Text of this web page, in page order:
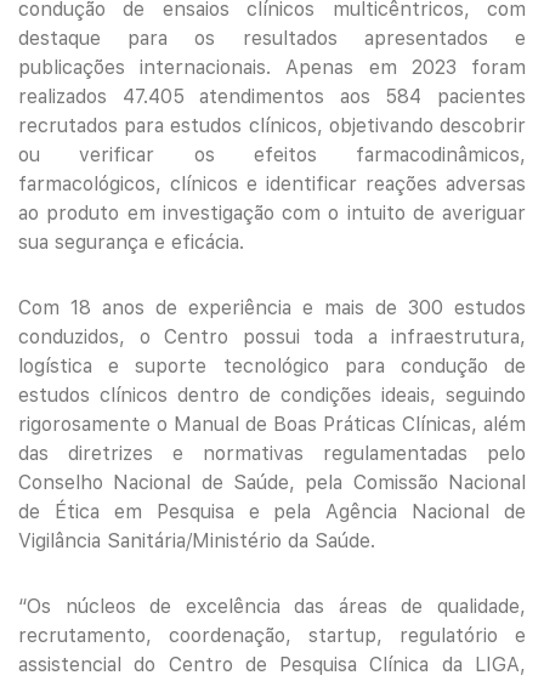
condução de ensaios clínicos multicêntricos, com
destaque para os resultados apresentados e
publicações internacionais. Apenas em 2023 foram
realizados 47.405 atendimentos aos 584 pacientes
recrutados para estudos clínicos, objetivando descobrir
ou verificar os efeitos farmacodinâmicos,
farmacológicos, clínicos e identificar reações adversas
ao produto em investigação com o intuito de averiguar
sua segurança e eficácia.
Com 18 anos de experiência e mais de 300 estudos
conduzidos, o Centro possui toda a infraestrutura,
logística e suporte tecnológico para condução de
estudos clínicos dentro de condições ideais, seguindo
rigorosamente o Manual de Boas Práticas Clínicas, além
das diretrizes e normativas regulamentadas pelo
Conselho Nacional de Saúde, pela Comissão Nacional
de Ética em Pesquisa e pela Agência Nacional de
Vigilância Sanitária/Ministério da Saúde.
“Os núcleos de excelência das áreas de qualidade,
recrutamento, coordenação, startup, regulatório e
assistencial do Centro de Pesquisa Clínica da LIGA,